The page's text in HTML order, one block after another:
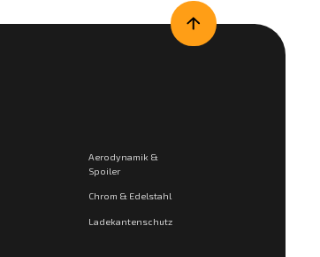
Aerodynamik &
Spoiler
Chrom & Edelstahl
Ladekantenschutz